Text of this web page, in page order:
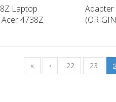
Laptop
Acer 4738Z
« ‹ 22 23